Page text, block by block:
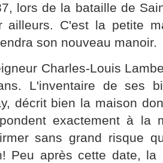
lors de la bataille de
ailleurs. C'est la petite
son nouveau manoir.
Charles-Louis
L'inventaire de ses
décrit bien la maison
exactement à la
sans grand risque
Peu après cette date, la